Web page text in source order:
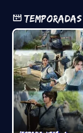
Temporadas